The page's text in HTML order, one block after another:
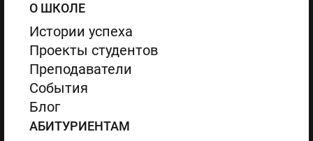
О ШКОЛЕ
Истории успеха
Проекты студентов
Преподаватели
События
Блог
АБИТУРИЕНТАМ